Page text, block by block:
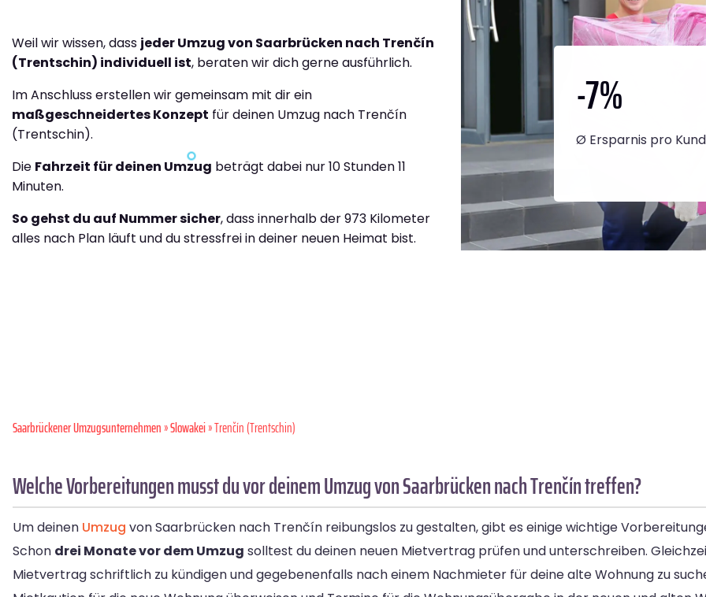
Weil wir wissen, dass jeder Umzug von Saarbrücken nach Trenčín
(Trentschin) individuell ist, beraten wir dich gerne ausführlich.
Im Anschluss erstellen wir gemeinsam mit dir ein
maßgeschneidertes Konzept für deinen Umzug nach Trenčín
(Trentschin).
Die Fahrzeit für deinen Umzug beträgt dabei nur 10 Stunden 11
Minuten.
So gehst du auf Nummer sicher, dass innerhalb der 973 Kilometer
alles nach Plan läuft und du stressfrei in deiner neuen Heimat bist.
-7%
Ø Ersparnis pro
Saarbrückener Umzugsunternehmen»Slowakei» Trenčín (Trentschin)
Welche Vorbereitungen musst du vor deinem Umzug von Saarbrücken nach Trenčín treffen?
Um deinen Umzug von Saarbrücken nach Trenčín reibungslos zu gestalten, gibt es einige wichtige
Schon drei Monate vor dem Umzug solltest du deinen neuen Mietvertrag prüfen und unterschreiben.
Mietvertrag schriftlich zu kündigen und gegebenenfalls nach einem Nachmieter für deine alte Wohnung zu